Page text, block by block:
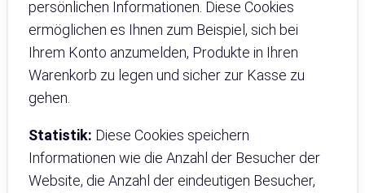
persönlichen Informationen. Diese Cookies
ermöglichen es Ihnen zum Beispiel, sich bei
Ihrem Konto anzumelden, Produkte in Ihren
Warenkorb zu legen und sicher zur Kasse zu
gehen.
Statistik: Diese Cookies speichern
Informationen wie die Anzahl der Besucher der
Website, die Anzahl der eindeutigen Besucher,